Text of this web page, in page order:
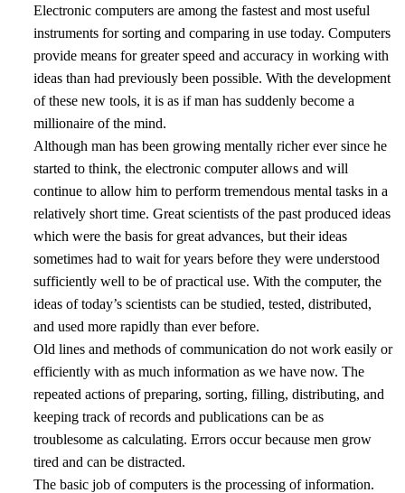
Electronic computers are among the fastest and most useful
instruments for sorting and comparing in use today. Computers
provide means for greater speed and accuracy in working with
ideas than had previously been possible. With the development
of these new tools, it is as if man has suddenly become a
millionaire of the mind.
Although man has been growing mentally richer ever since he
started to think, the electronic computer allows and will
continue to allow him to perform tremendous mental tasks in a
relatively short time. Great scientists of the past produced ideas
which were the basis for great advances, but their ideas
sometimes had to wait for years before they were understood
sufficiently well to be of practical use. With the computer, the
ideas of today’s scientists can be studied, tested, distributed,
and used more rapidly than ever before.
Old lines and methods of communication do not work easily or
efficiently with as much information as we have now. The
repeated actions of preparing, sorting, filling, distributing, and
keeping track of records and publications can be as
troublesome as calculating. Errors occur because men grow
tired and can be distracted.
The basic job of computers is the processing of information.